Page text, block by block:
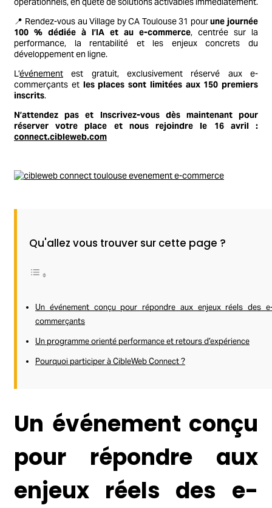
📍 Rendez-vous au Village by CA Toulouse 31 pourune journée
100 % dédiée à l’IA et au e-commerce, centrée sur la
performance, la rentabilité et les enjeux concrets du
développement en ligne.
L’événement est gratuit, exclusivement réservé aux e-
commerçants et les places sont limitées aux 150 premiers
inscrits.
N’attendez pas et Inscrivez-vous dès maintenant pour
réserver votre place et nous rejoindre le 16 avril :
connect.cibleweb.com
Qu'allez vous trouver sur cette page ?
Un événement conçu pour répondre aux enjeux réels des
commerçants
Un programme orienté performance et retours d’expérience
Pourquoi participer à CibleWeb Connect ?
Un événement conçu
pour répondre aux
enjeux réels des e-